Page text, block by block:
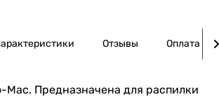
Отзывы Оплата
Mac. Предназначена для распилки